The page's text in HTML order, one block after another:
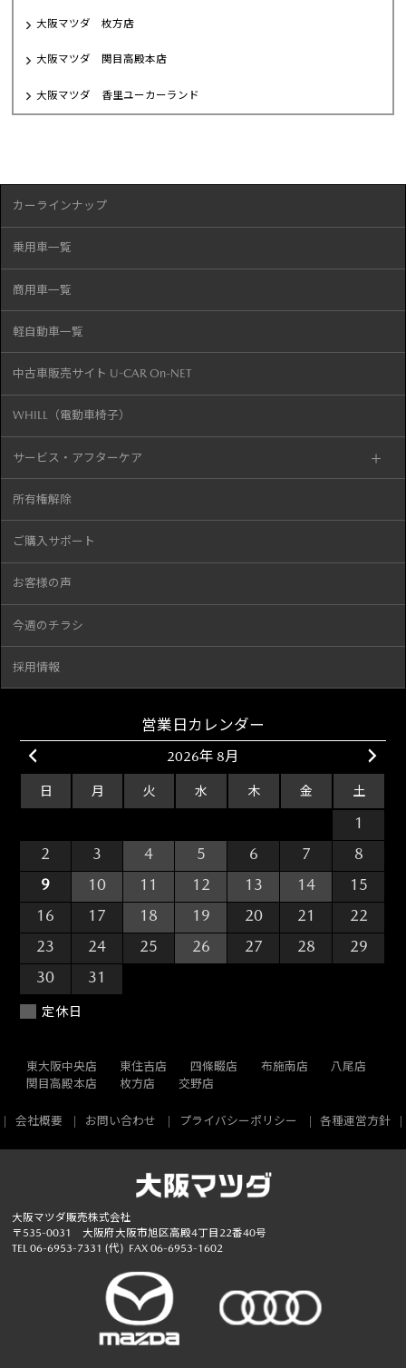
大阪マツダ 枚方店
大阪マツダ 関目高殿本店
大阪マツダ 香里ユーカーランド
カーラインナップ
乗用車一覧
商用車一覧
軽自動車一覧
中古車販売サイト U-CAR On-NET
WHILL（電動車椅子）
サービス・アフターケア
所有権解除
ご購入サポート
お客様の声
今週のチラシ
採用情報
営業日カレンダー
2026年 8月
日 月 火 水 木 金 土
1
2
3 4 5 6 7
8
9
10 11 12 13 14
15
16
17 18 19 20 21
22
23
24 25 26 27 28
29
30
31
定休日
東大阪中央店 東住吉店 四條畷店 布施南店
八尾店
関目高殿本店
枚方店 交野店
会社概要 お問い合わせ プライバシーポリシー 各種運営方針
大阪マツダ販売株式会社
〒535-0031 大阪府大阪市旭区高殿4丁目22番40号
TEL 06-6953-7331 (代) FAX 06-6953-1602